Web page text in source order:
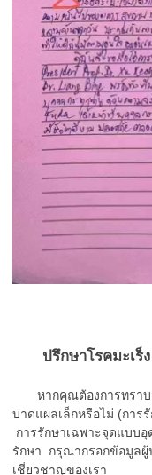
ปรึกษาโรคมะเร็ง
หากคุณต้องการทรา
บาดแผลเล็กหรือไม่ (การ
การรักษาเฉพาะจุดแบบ
รักษา กรุณากรอกข้อมูลผู้
เชี่ยวชาญของเรา